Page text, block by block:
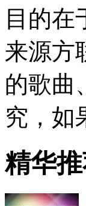
目的在
来源方
的歌曲
究，如
精华